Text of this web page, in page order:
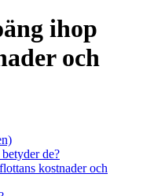
ihop
och
de?
kostnader och